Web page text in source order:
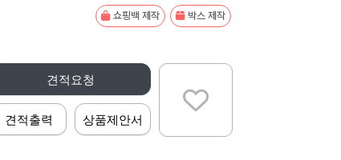
쇼핑백 제작 박스 제작
견적요청
견적출력 상품제안서